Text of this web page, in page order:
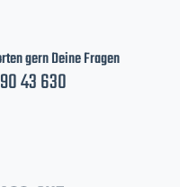
gern Deine Fragen
43 630